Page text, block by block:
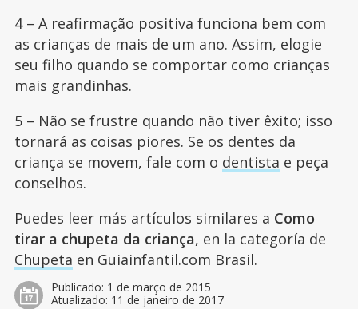
4 – A reafirmação positiva funciona bem com
as crianças de mais de um ano. Assim, elogie
seu filho quando se comportar como crianças
mais grandinhas.
5 – Não se frustre quando não tiver êxito; isso
tornará as coisas piores. Se os dentes da
criança se movem, fale com o dentista e peça
conselhos.
Puedes leer más artículos similares a Como
tirar a chupeta da criança, en la categoría de
Chupeta en Guiainfantil.com Brasil.
Publicado: 1 de março de 2015
Atualizado: 11 de janeiro de 2017